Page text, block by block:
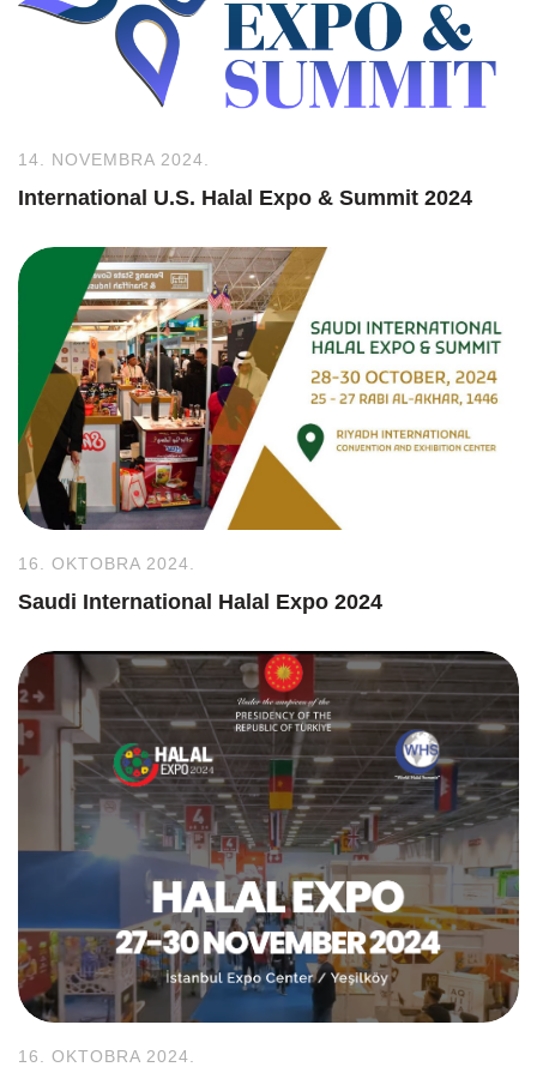
14. NOVEMBRA 2024.
International U.S. Halal Expo & Summit 2024
16. OKTOBRA 2024.
Saudi International Halal Expo 2024
16. OKTOBRA 2024.